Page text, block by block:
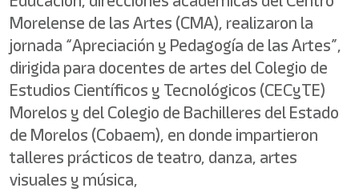
Morelense de las Artes (CMA), realizaron la
jornada “Apreciación y Pedagogía de las Artes”,
dirigida para docentes de artes del Colegio de
Estudios Científicos y Tecnológicos (CECyTE)
Morelos y del Colegio de Bachilleres del Estado
de Morelos (Cobaem), en donde impartieron
talleres prácticos de teatro, danza, artes
visuales y música,